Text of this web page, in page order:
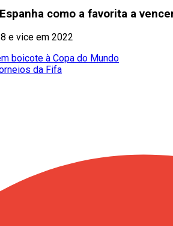
como a favorita a
e vice em 2022
boicote à Copa do Mundo
da Fifa